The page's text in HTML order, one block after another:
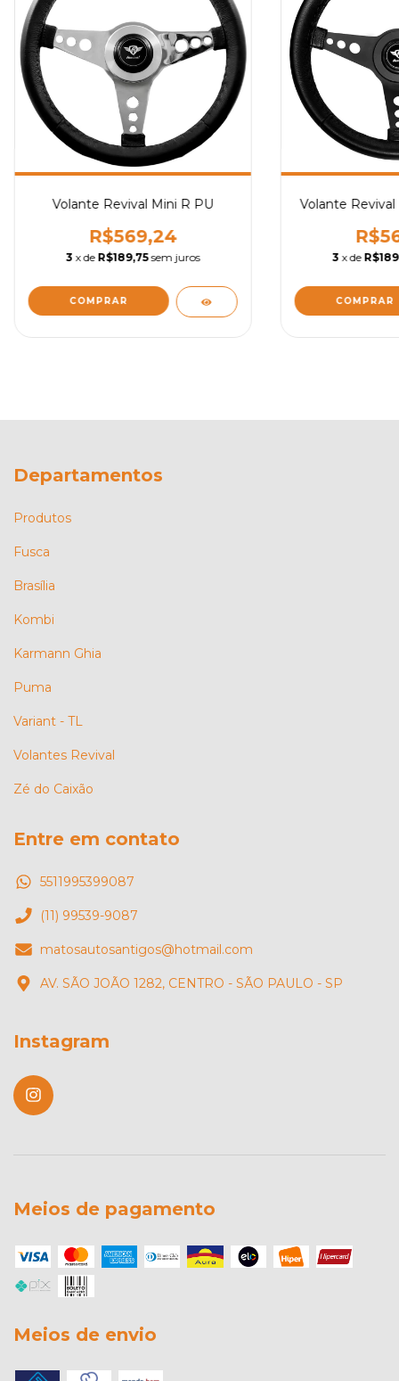
Volante Revival Mini R PU
R$569,24
3 x de R$189,75 sem juros
Volante
3 x de
Departamentos
Produtos
Fusca
Brasília
Kombi
Karmann Ghia
Puma
Variant - TL
Volantes Revival
Zé do Caixão
Entre em contato
5511995399087
(11) 99539-9087
matosautosantigos@hotmail.com
AV. SÃO JOÃO 1282, CENTRO - SÃO PAULO - SP
Instagram
Meios de pagamento
Meios de envio